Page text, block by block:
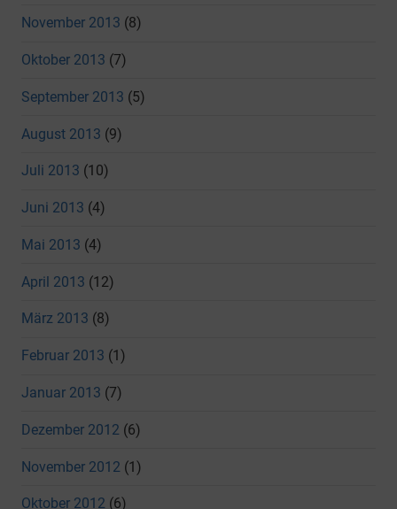
November 2013 (8)
Oktober 2013 (7)
September 2013 (5)
August 2013 (9)
Juli 2013 (10)
Juni 2013 (4)
Mai 2013 (4)
April 2013 (12)
März 2013 (8)
Februar 2013 (1)
Januar 2013 (7)
Dezember 2012 (6)
November 2012 (1)
Oktober 2012 (6)